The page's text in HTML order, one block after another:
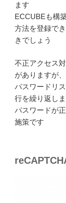
ます
ECCUBEも構
方法を登録で
きでしょう
不正アクセス
がありますが
パスワードリ
行を繰り返し
パスワードが
施策です